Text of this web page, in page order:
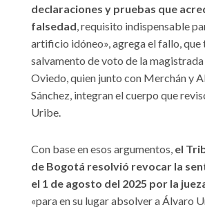
declaraciones y pruebas que
falsedad, requisito indispensable
artificio idóneo», agrega el fallo, que
salvamento de voto de la
Oviedo, quien junto con Merchán y
Sánchez, integran el cuerpo que
Uribe.
Con base en esos argumentos, el
de Bogotá resolvió revocar la
el 1 de agosto del 2025 por la
«para en su lugar absolver a Álvaro